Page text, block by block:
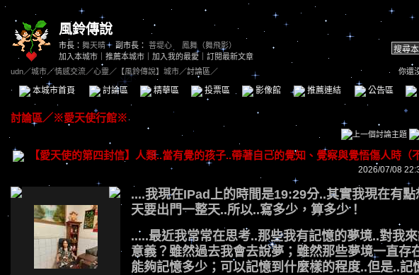
風鈴傳說
市長： 舞天晴 副市長： 菩堤心
鳳舞（舞飛影）
加入本城市
推薦本城市 加入我的最愛
訂閱最新文章
udn／城市／情感交流／心靈／ 【風鈴傳說】城市／討論區／ 你還
本城市首頁 討論區 精華區 投票區 影像館 推薦連結 公告區
討論區／※愛天使行館※
【愛天使的第四封信】人類..當有覺的孩子..帶著自己的覺知、覺察與覺悟傷人時
2026/07/08
....我現在IPad上的時間是19:29分..其實我現在有
天要出門一整天..所以..寫多少，算多少！
.....最近我常常在思考..那些我有記憶的夢境..對我
意義？雖然過去我會去說夢；雖然那些夢境一直存
能夠記憶多少；可以記憶到什麼樣的程度..但是..記